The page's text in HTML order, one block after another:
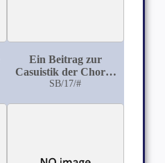
Ein Beitrag zur
Casuistik der Chorea
chronica progressiva
SB/17/#